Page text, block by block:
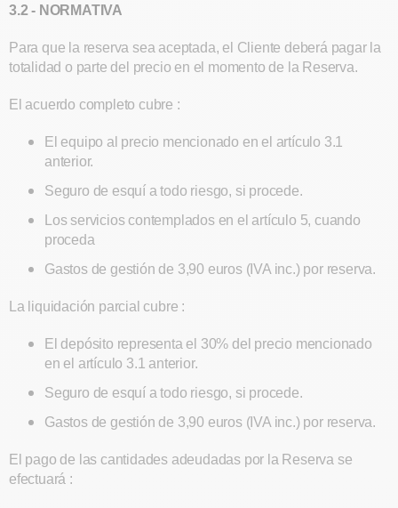
3.2 - NORMATIVA
Para que la reserva sea aceptada, el Cliente deberá pagar la
totalidad o parte del precio en el momento de la Reserva.
El acuerdo completo cubre :
El equipo al precio mencionado en el artículo 3.1
anterior.
Seguro de esquí a todo riesgo, si procede.
Los servicios contemplados en el artículo 5, cuando
proceda
Gastos de gestión de 3,90 euros (IVA inc.) por reserva.
La liquidación parcial cubre :
El depósito representa el 30% del precio mencionado
en el artículo 3.1 anterior.
Seguro de esquí a todo riesgo, si procede.
Gastos de gestión de 3,90 euros (IVA inc.) por reserva.
El pago de las cantidades adeudadas por la Reserva se
efectuará :